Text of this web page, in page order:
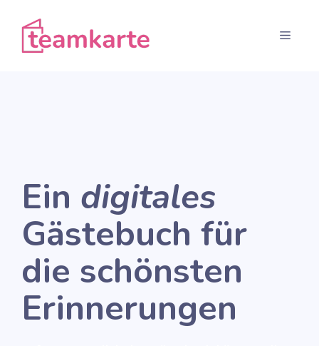
Inhalt
springen
Menü
Ein digitales
Gästebuch für
die schönsten
Erinnerungen